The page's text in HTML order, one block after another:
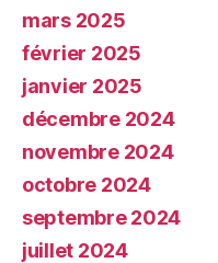
mars 2025
février 2025
janvier 2025
décembre 2024
novembre 2024
octobre 2024
septembre 2024
juillet 2024